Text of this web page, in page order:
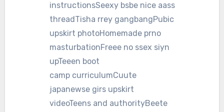
instructionsSeexy bsbe nice aass
threadTisha rrey gangbangPubic
upskirt photoHomemade prno
masturbationFreee no ssex siyn
upTeeen boot
camp curriculumCuute
japanewse girs upskirt
videoTeens and authorityBeete